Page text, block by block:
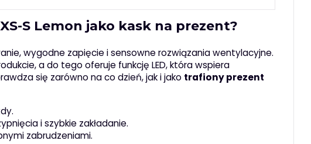
S Lemon jako kask na prezent?
wygodne zapięcie i sensowne rozwiązania wentylacyjne.
a do tego oferuje funkcję LED, która wspiera
się zarówno na co dzień, jak i jako trafiony prezent
i szybkie zakładanie.
zabrudzeniami.